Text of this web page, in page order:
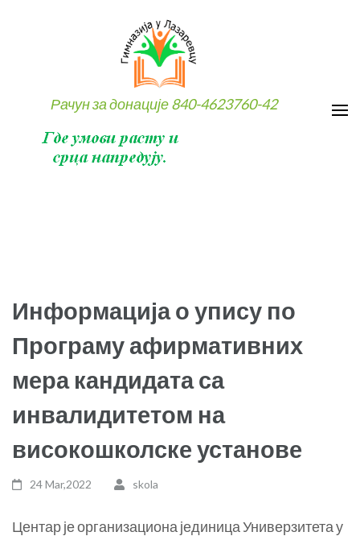
Рачун за донације 840-4623760-42
Информација о упису по
Програму афирмативних
мера кандидата са
инвалидитетом на
високошколске установе
24 Mar,2022 skola
Центар је организациона јединица Универзитета у